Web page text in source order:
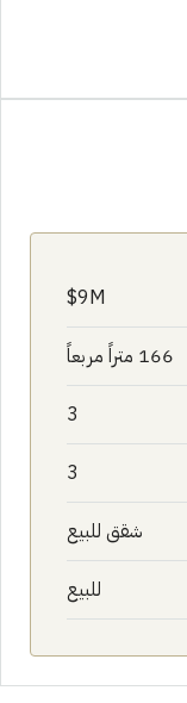
9M$
166 متراً مربعاً
3
3
شقق للبيع
للبيع